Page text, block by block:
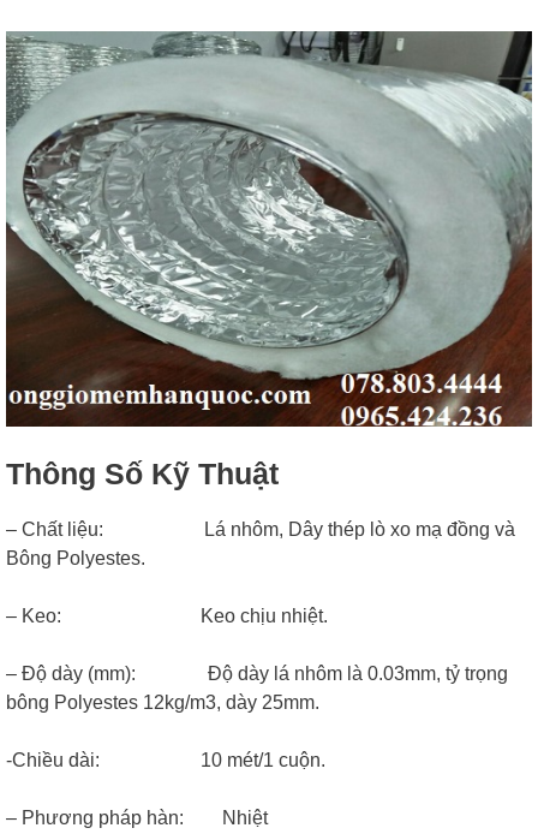
Thông Số Kỹ Thuật
– Chất liệu: Lá nhôm, Dây thép lò xo mạ đồng và
Bông Polyestes.
– Keo: Keo chịu nhiệt.
– Độ dày (mm): Độ dày lá nhôm là 0.03mm, tỷ trọng
bông Polyestes 12kg/m3, dày 25mm.
-Chiều dài: 10 mét/1 cuộn.
– Phương pháp hàn: Nhiệt